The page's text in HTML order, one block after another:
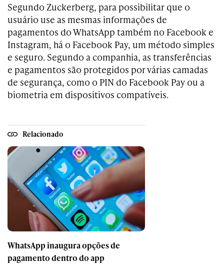
Segundo Zuckerberg, para possibilitar que o
usuário use as mesmas informações de
pagamentos do WhatsApp também no Facebook e
Instagram, há o Facebook Pay, um método simples
e seguro. Segundo a companhia, as transferências
e pagamentos são protegidos por várias camadas
de segurança, como o PIN do Facebook Pay ou a
biometria em dispositivos compatíveis.
Relacionado
WhatsApp inaugura opções de
pagamento dentro do app